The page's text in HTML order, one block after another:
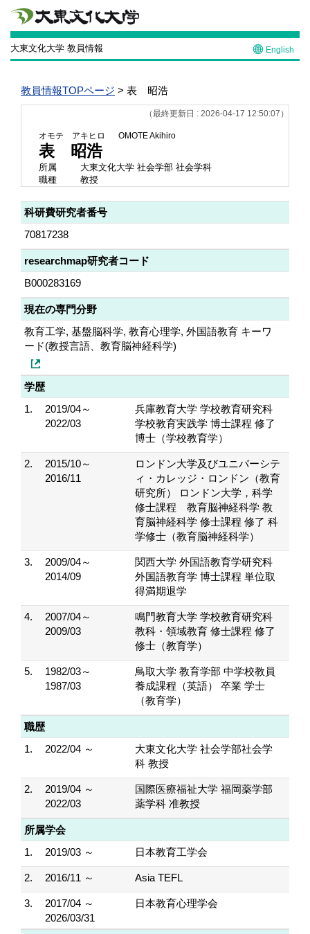
大東文化大学 教員情報 English
教員情報TOPページ > 表 昭浩
（最終更新日 : 2026-04-17 12:50:07）
オモテ アキヒロ OMOTE Akihiro
表 昭浩
所属
大東文化大学 社会学部 社会学科
職種
教授
科研費研究者番号
70817238
researchmap研究者コード
B000283169
現在の専門分野
教育工学, 基盤脳科学, 教育心理学, 外国語教育 キーワ
ード(教授言語、教育脳神経科学)
学歴
1.
2019/04～
2022/03
兵庫教育大学 学校教育研究科
学校教育実践学 博士課程 修了
博士（学校教育学）
2.
2015/10～
2016/11
ロンドン大学及びユニバーシテ
ィ・カレッジ・ロンドン（教育
研究所） ロンドン大学，科学
修士課程 教育脳神経科学 教
育脳神経科学 修士課程 修了 科
学修士（教育脳神経科学）
3.
2009/04～
2014/09
関西大学 外国語教育学研究科
外国語教育学 博士課程 単位取
得満期退学
4.
2007/04～
2009/03
鳴門教育大学 学校教育研究科
教科・領域教育 修士課程 修了
修士（教育学）
5.
1982/03～
1987/03
鳥取大学 教育学部 中学校教員
養成課程（英語） 卒業 学士
（教育学）
職歴
1.
2022/04 ～
大東文化大学 社会学部社会学
科 教授
2.
2019/04 ～
2022/03
国際医療福祉大学 福岡薬学部
薬学科 准教授
所属学会
1.
2019/03 ～ 日本教育工学会
2. 2016/11 ～ Asia TEFL
3.
2017/04 ～
2026/03/31
日本教育心理学会